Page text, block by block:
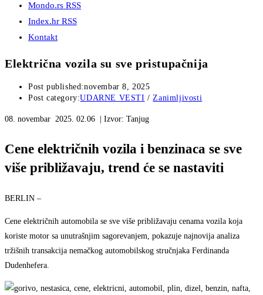
Mondo.rs RSS
Index.hr RSS
Kontakt
Električna vozila su sve pristupačnija
Post published:novembar 8, 2025
Post category:UDARNE VESTI / Zanimljivosti
08. novembar 2025. 02.06 | Izvor: Tanjug
Cene električnih vozila i benzinaca se sve
više približavaju, trend će se nastaviti
BERLIN –
Cene električnih automobila se sve više približavaju cenama vozila koja
koriste motor sa unutrašnjim sagorevanjem, pokazuje najnovija analiza
tržišnih transakcija nemačkog automobilskog stručnjaka Ferdinanda
Dudenhefera.